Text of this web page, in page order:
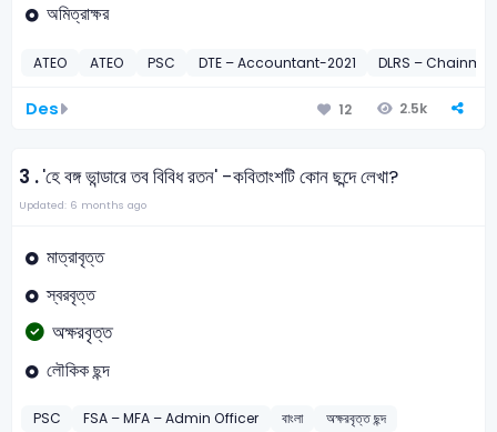
অমিত্রাক্ষর
ATEO ATEO PSC DTE – Accountant-2021 DLRS –
Des 12 2.5k
3 .'হে বঙ্গ ভান্ডারে তব বিবিধ রতন' -কবিতাংশটি কোন ছন্দে লেখা?
Updated: 6 months ago
মাত্রাবৃত্ত
স্বরবৃত্ত
অক্ষরবৃত্ত
লৌকিক ছন্দ
PSC FSA – MFA – Admin Officer বাংলা অক্ষরবৃত্ত ছন্দ